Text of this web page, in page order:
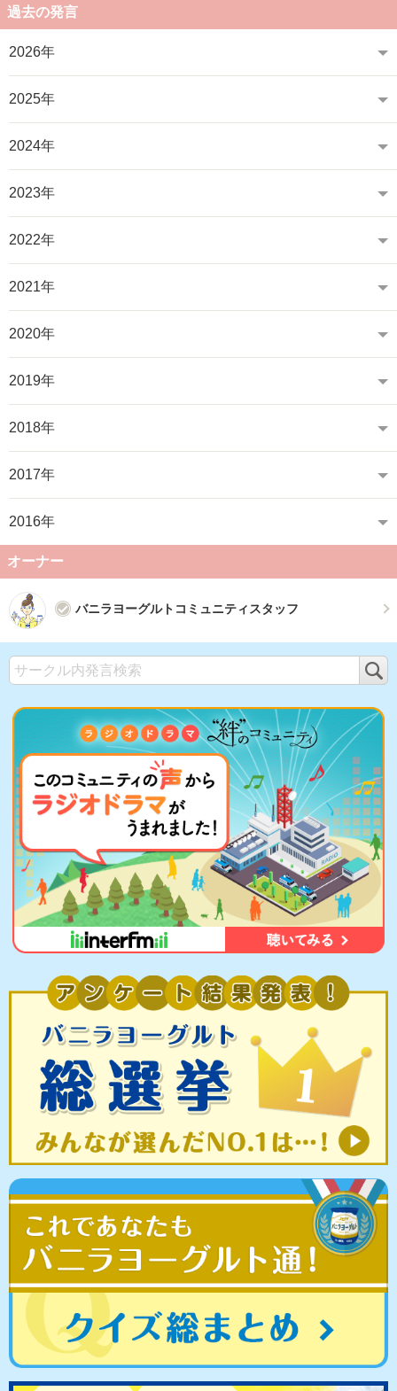
過去の発言
2026年
2025年
2024年
2023年
2022年
2021年
2020年
2019年
2018年
2017年
2016年
オーナー
バニラヨーグルトコミュニティスタッフ